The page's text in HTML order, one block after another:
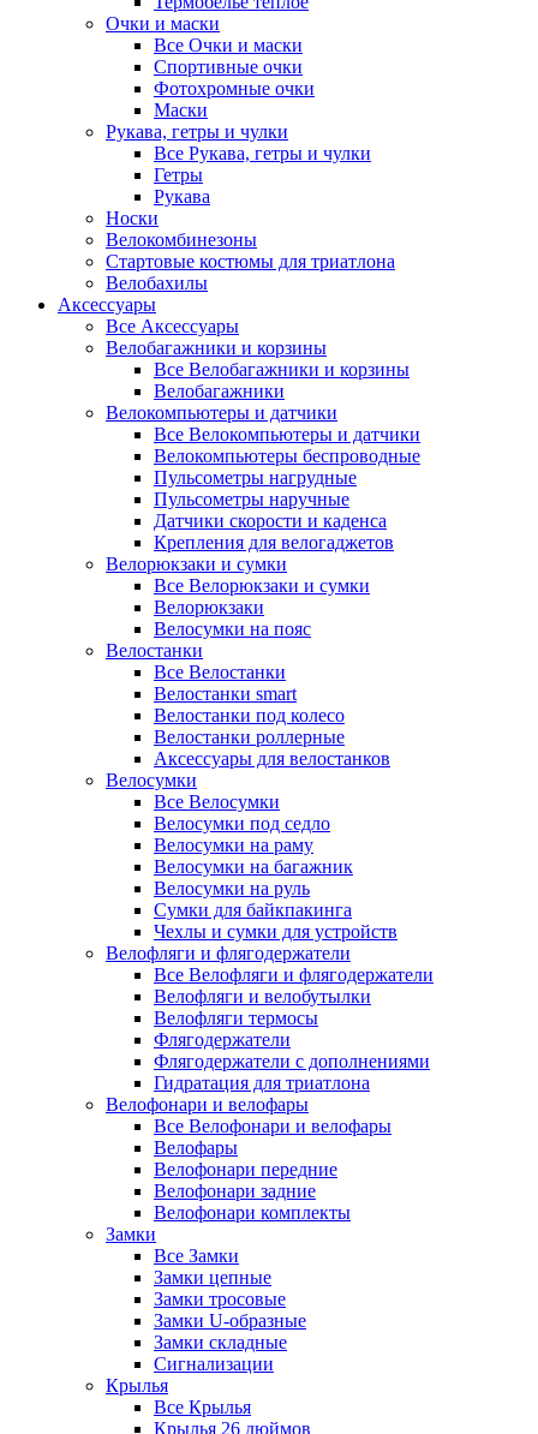
Очки и маски
Все Очки и маски
Спортивные очки
Фотохромные очки
Маски
Рукава, гетры и чулки
Все Рукава, гетры и чулки
Гетры
Рукава
Носки
Велокомбинезоны
Стартовые костюмы для триатлона
Велобахилы
Аксессуары
Все Аксессуары
Велобагажники и корзины
Все Велобагажники и корзины
Велобагажники
Велокомпьютеры и датчики
Все Велокомпьютеры и датчики
Велокомпьютеры беспроводные
Пульсометры нагрудные
Пульсометры наручные
Датчики скорости и каденса
Крепления для велогаджетов
Велорюкзаки и сумки
Все Велорюкзаки и сумки
Велорюкзаки
Велосумки на пояс
Велостанки
Все Велостанки
Велостанки smart
Велостанки под колесо
Велостанки роллерные
Аксессуары для велостанков
Велосумки
Все Велосумки
Велосумки под седло
Велосумки на раму
Велосумки на багажник
Велосумки на руль
Сумки для байкпакинга
Чехлы и сумки для устройств
Велофляги и флягодержатели
Все Велофляги и флягодержатели
Велофляги и велобутылки
Велофляги термосы
Флягодержатели
Флягодержатели с дополнениями
Гидратация для триатлона
Велофонари и велофары
Все Велофонари и велофары
Велофары
Велофонари передние
Велофонари задние
Велофонари комплекты
Замки
Все Замки
Замки цепные
Замки тросовые
Замки U-образные
Замки складные
Сигнализации
Крылья
Все Крылья
Крылья 26 дюймов